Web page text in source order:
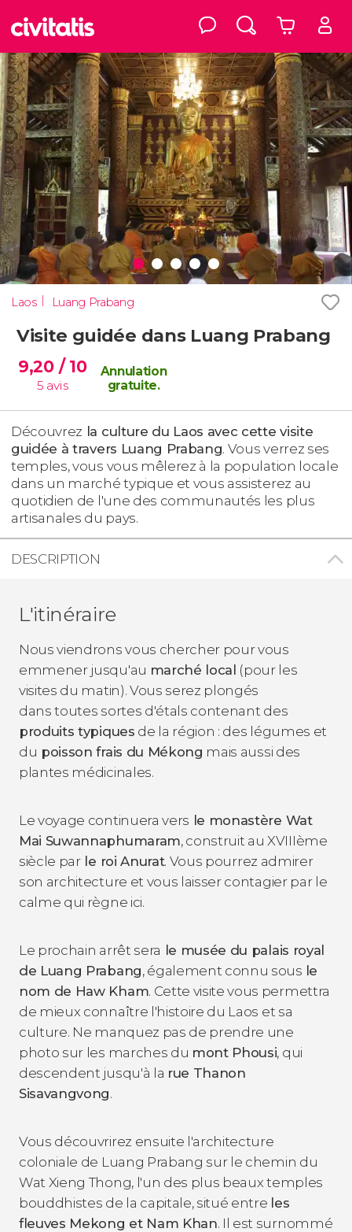
Laos Luang Prabang
Visite guidée dans Luang Prabang
9,20 / 10
5 avis
Annulation
gratuite.
Découvrez la culture du Laos avec cette visite
guidée à travers Luang Prabang. Vous verrez ses
temples, vous vous mêlerez à la population locale
dans un marché typique et vous assisterez au
quotidien de l'une des communautés les plus
artisanales du pays.
DESCRIPTION
L'itinéraire
Nous viendrons vous chercher pour vous
emmener jusqu'au marché local (pour les
visites du matin). Vous serez plongés
dans toutes sortes d'étals contenant des
produits typiques de la région : des légumes et
du poisson frais du Mékong mais aussi des
plantes médicinales.
Le voyage continuera vers le monastère Wat
Mai Suwannaphumaram, construit au XVIIIème
siècle parle roi Anurat. Vous pourrez admirer
son architecture et vous laisser contagier par le
calme qui règne ici.
Le prochain arrêt sera le musée du palais royal
de Luang Prabang, également connu sous le
nom de Haw Kham. Cette visite vous permettra
de mieux connaître l'histoire du Laos et sa
culture. Ne manquez pas de prendre une
photo sur les marches du mont Phousi, qui
descendent jusqu'à la rue Thanon
Sisavangvong.
Vous découvrirez ensuite l'architecture
coloniale de Luang Prabang sur le chemin du
Wat Xieng Thong, l'un des plus beaux temples
bouddhistes de la capitale, situé entre les
fleuves Mekong et Nam Khan. Il est surnommé